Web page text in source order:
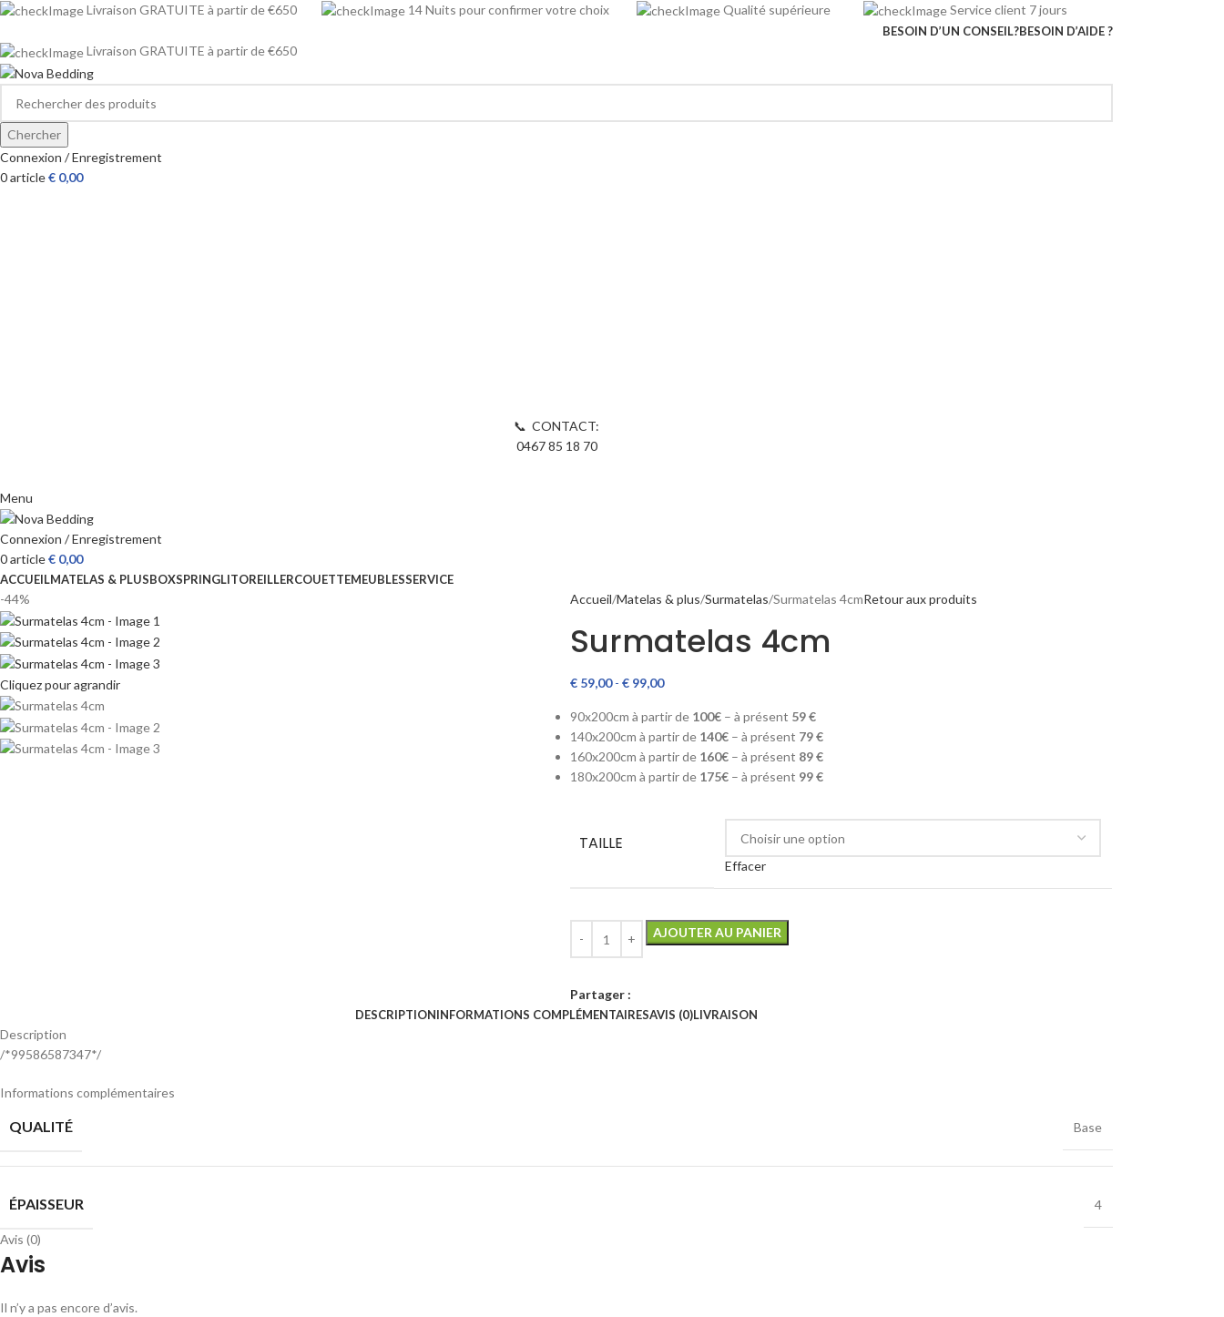
Livraison GRATUITE à partir de €650 14 Nuits pour confirmer votre choix Qualité supérieure Service client 7 jours
BESOIN D’UN CONSEIL?BESOIN D’AIDE ?
Livraison GRATUITE à partir de €650
Chercher
Connexion / Enregistrement
0article€ 0,00
📞 CONTACT:
0467 85 18 70
Menu
Connexion / Enregistrement
0article€ 0,00
ACCUEILMATELAS & PLUSBOXSPRINGLITOREILLERCOUETTEMEUBLESSERVICE
-44%
Cliquez pour agrandir
Accueil Matelas & plus Surmatelas Surmatelas 4cmRetour aux produits
Surmatelas 4cm
€59,00 - €99,00
90x200cm à partir de 100€– à présent 59€
140x200cm à partir de 140€– à présent 79 €
160x200cm à partir de 160€– à présent 89 €
180x200cm à partir de 175€ – à présent 99€
TAILLE
Effacer
AJOUTER AU PANIER
Partager :
DESCRIPTIONINFORMATIONS COMPLÉMENTAIRESAVIS (0)LIVRAISON
Description
/*99586587347*/
Informations complémentaires
QUALITÉ Base
ÉPAISSEUR 4
Avis (0)
Avis
Il n’y a pas encore d’avis.